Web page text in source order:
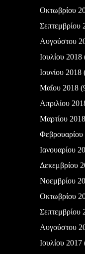
Οκτωβρίου
Σεπτεμβρίου
Αυγούστου
Ιουλίου 2018
Ιουνίου 2018
Μαΐου 2018
Απριλίου
Μαρτίου 2018
Φεβρουαρίου
Ιανουαρίου
Δεκεμβρίου
Νοεμβρίου
Οκτωβρίου
Σεπτεμβρίου
Αυγούστου
Ιουλίου 2017